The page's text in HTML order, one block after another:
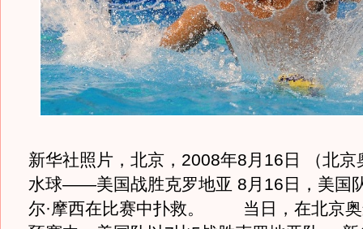
新华社照片，北京，2008年8月16日 （北京
水球——美国战胜克罗地亚 8月16日，美国
尔·摩西在比赛中扑救。 当日，在北京奥